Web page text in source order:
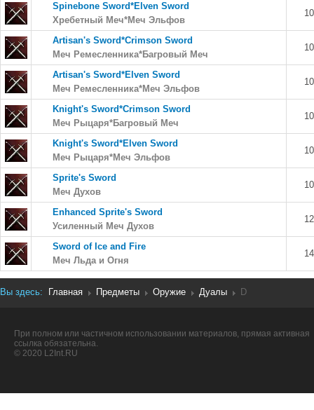
Spinebone Sword*Elven Sword
Хребетный Меч*Меч Эльфов
Artisan's Sword*Crimson Sword
Меч Ремесленника*Багровый Меч
Artisan's Sword*Elven Sword
Меч Ремесленника*Меч Эльфов
Knight's Sword*Crimson Sword
Меч Рыцаря*Багровый Меч
Knight's Sword*Elven Sword
Меч Рыцаря*Меч Эльфов
Sprite's Sword
Меч Духов
Enhanced Sprite's Sword
Усиленный Меч Духов
Sword of Ice and Fire
Меч Льда и Огня
Вы здесь: Главная Предметы Оружие Дуалы D
При полном или частичном использовании материалов, прямая активная
ссылка обязательна.
© 2020 L2Int.RU